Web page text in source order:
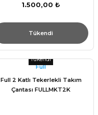
1.500,00 ₺
Tükendi
Tükendi
Full
Full 2 Katlı Tekerlekli Takım
Çantası FULLMKT2K